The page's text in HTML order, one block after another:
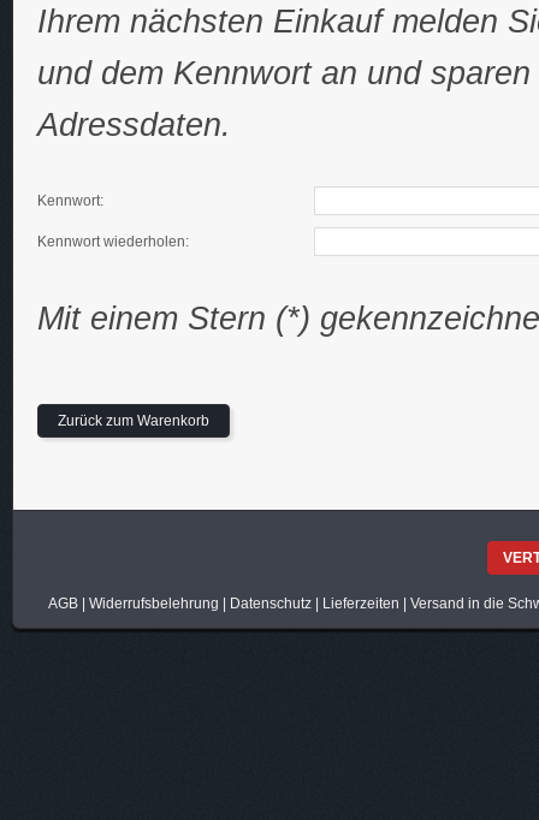
Ihrem nächsten Einkauf melden
und dem Kennwort an und
Adressdaten.
Kennwort:
Kennwort wiederholen:
Mit einem Stern (*)
Zurück zum Warenkorb
AGB| Widerrufsbelehrung Datenschutz| Lieferzeiten Versand in die